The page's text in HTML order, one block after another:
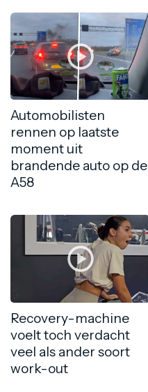
Automobilisten
rennen op laatste
moment uit
brandende auto op de
A58
Recovery-machine
voelt toch verdacht
veel als ander soort
work-out